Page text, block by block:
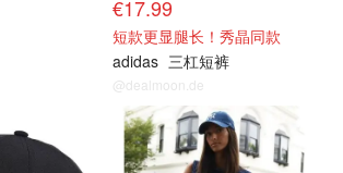
€17.99
短款更显腿长！秀晶同款
adidas 三杠短裤
@dealmoon.de